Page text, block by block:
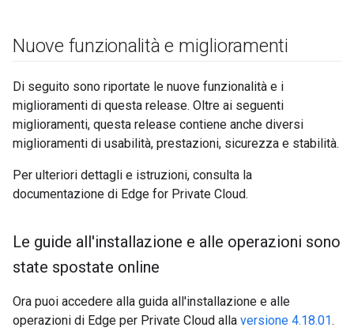
Nuove funzionalità e miglioramenti
Di seguito sono riportate le nuove funzionalità e i
miglioramenti di questa release. Oltre ai seguenti
miglioramenti, questa release contiene anche diversi
miglioramenti di usabilità, prestazioni, sicurezza e stabilità.
Per ulteriori dettagli e istruzioni, consulta la
documentazione di Edge for Private Cloud.
Le guide all'installazione e alle operazioni sono
state spostate online
Ora puoi accedere alla guida all'installazione e alle
operazioni di Edge per Private Cloud alla versione 4.18.01.